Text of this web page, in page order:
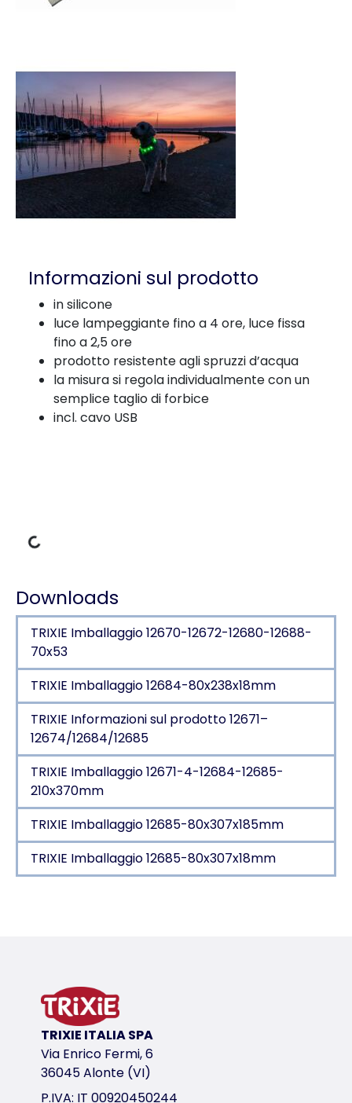
Informazioni sul prodotto
in silicone
luce lampeggiante fino a 4 ore, luce fissa
fino a 2,5 ore
prodotto resistente agli spruzzi d’acqua
la misura si regola individualmente con un
semplice taglio di forbice
incl. cavo USB
Dati di carico
Downloads
TRIXIE Imballaggio 12670-12672-12680-12688-
70x53
TRIXIE Imballaggio 12684-80x238x18mm
TRIXIE Informazioni sul prodotto 12671–
12674/12684/12685
TRIXIE Imballaggio 12671-4-12684-12685-
210x370mm
TRIXIE Imballaggio 12685-80x307x185mm
TRIXIE Imballaggio 12685-80x307x18mm
prodotto resistente agli spruzzi d’acqua
la misura si regola individualmente con un
incl. cavo USB
variante di prodotto
variante di prodotto: numero unico del
TRIXIE ITALIA SPA
Via Enrico Fermi, 6
36045 Alonte (VI)
P.IVA: IT 00920450244